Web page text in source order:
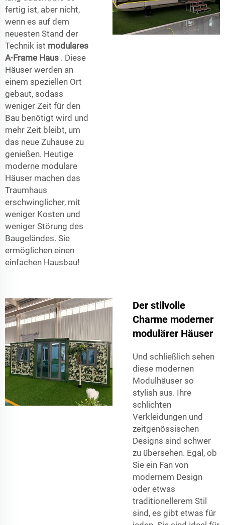
fertig ist, aber nicht,
wenn es auf dem
neuesten Stand der
Technik ist modulares
A-Frame Haus . Diese
Häuser werden an
einem speziellen Ort
gebaut, sodass
weniger Zeit für den
Bau benötigt wird und
mehr Zeit bleibt, um
das neue Zuhause zu
genießen. Heutige
moderne modulare
Häuser machen das
Traumhaus
erschwinglicher, mit
weniger Kosten und
weniger Störung des
Baugeländes. Sie
ermöglichen einen
einfachen Hausbau!
Der stilvolle
Charme moderner
modulärer Häuser
Und schließlich sehen
diese modernen
Modulhäuser so
stylish aus. Ihre
schlichten
Verkleidungen und
zeitgenössischen
Designs sind schwer
zu übersehen. Egal, ob
Sie ein Fan von
modernem Design
oder etwas
traditionellerem Stil
sind, es gibt etwas für